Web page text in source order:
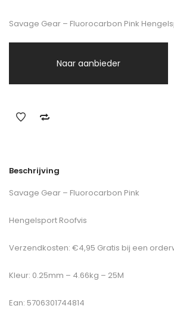
Savage Gear – Fluorocarbon Pink
Naar aanbieder
Beschrijving
Savage Gear – Fluorocarbon Pink
Hengelsport Roofvis
Verzendkosten: €4,95 Gratis bij een
Kleur: 0.25mm – 4.66kg – 25M
Ean: 5706301744814